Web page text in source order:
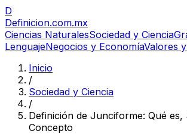
D
Definicion.com.mx
Ciencias NaturalesSociedad y Ciencia
LenguajeNegocios y EconomíaValores
Inicio
/
Sociedad y Ciencia
/
Definición de Junciforme: Qué es,
Concepto